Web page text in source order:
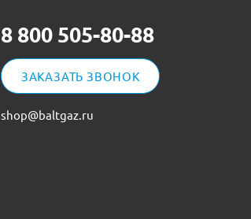
8 800 505-80-88
ЗАКАЗАТЬ ЗВОНОК
shop@baltgaz.ru